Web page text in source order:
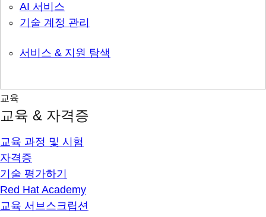
AI 서비스
기술 계정 관리
서비스 & 지원 탐색
교육
교육 & 자격증
교육 과정 및 시험
자격증
기술 평가하기
Red Hat Academy
교육 서브스크립션